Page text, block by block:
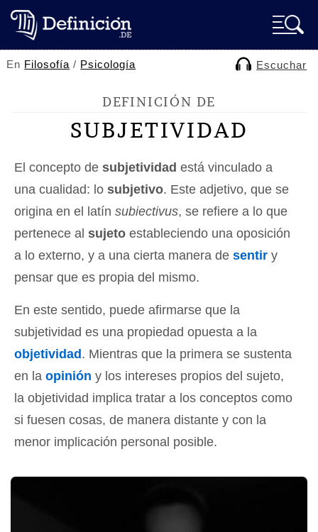
En Filosofía / Psicología Escuchar
DEFINICIÓN DE
SUBJETIVIDAD
El concepto de subjetividad está vinculado a
una cualidad: lo subjetivo. Este adjetivo, que se
origina en el latín subiectivus, se refiere a lo que
pertenece al sujeto estableciendo una oposición
a lo externo, y a una cierta manera de sentir y
pensar que es propia del mismo.
En este sentido, puede afirmarse que la
subjetividad es una propiedad opuesta a la
objetividad . Mientras que la primera se sustenta
en la opinión y los intereses propios del sujeto,
la objetividad implica tratar a los conceptos como
si fuesen cosas, de manera distante y con la
menor implicación personal posible.